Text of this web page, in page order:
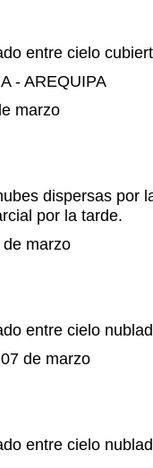
entre cielo
- AREQUIPA
marzo
dispersas por
por la tarde.
marzo
entre cielo
de marzo
entre cielo